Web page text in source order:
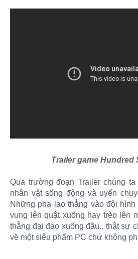
Trailer game Hundred
Qua trường đoạn Trailer chúng
nhân vật sống động và uyển
Những pha lao thẳng vào đội
vung lên quật xuống hay trèo lên
thẳng đại đao xuống đầu.. thật sự
về một siêu phẩm PC chứ không